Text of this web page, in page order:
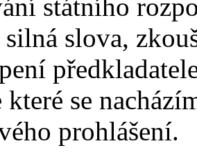
státního
slova,
se
prohlášení.